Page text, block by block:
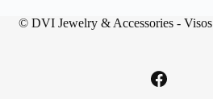
© DVI Jewelry & Accessories- Visos